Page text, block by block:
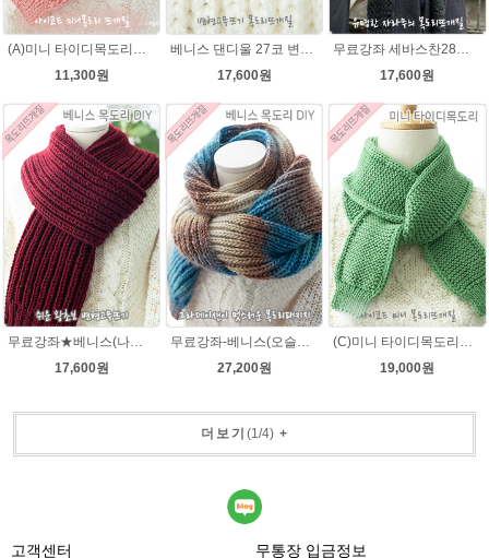
(A)미니 타이디목도리★댄디울(유료강좌) 미니 머플러 아이코드 미니목도리뜨개질
11,300원
베니스 댄디울 27코 변형고무뜨기 목도리뜨개질
17,600원
무료강좌 세바스찬28★댄디울 목도리뜨기 뜨개질
17,600원
17,600원
27,200원
19,000원
더보기 (1 /4)+
고객센터 무통장 입금정보